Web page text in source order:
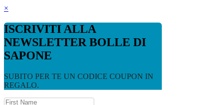
×
ISCRIVITI ALLA
NEWSLETTER BOLLE DI
SAPONE
SUBITO PER TE UN CODICE COUPON IN
REGALO.